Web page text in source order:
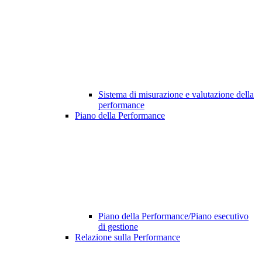
Sistema di misurazione e valutazione della
performance
Piano della Performance
Piano della Performance/Piano esecutivo
di gestione
Relazione sulla Performance